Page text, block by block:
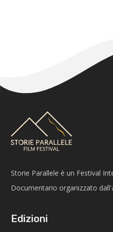
Storie Parallele è un Festival
Documentario organizzato
Edizioni